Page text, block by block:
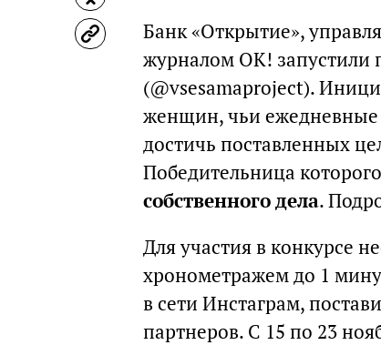
Банк «Открытие»,
журналом ОК! запустили
(@vsesamaproject).
женщин, чьи ежедневные
достичь поставленных
Победительница которого
собственного дела.
Для участия в конкурсе
хронометражем до 1
в сети Инстаграм,
партнеров. С 15 по 23